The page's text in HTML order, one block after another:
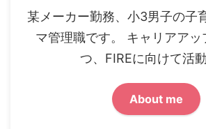
某メーカー勤務、小3男子の子
マ管理職です。 キャリアアッ
つ、FIREに向けて活動
About me